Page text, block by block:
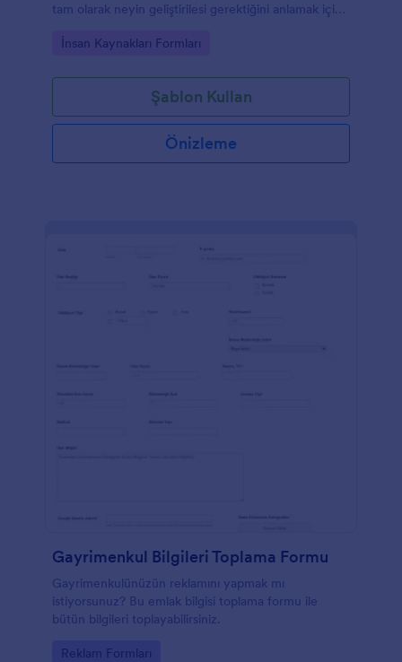
tam olarak neyin geliştirilesi gerektiğini anlamak için
Go to Category:
İnsan Kaynakları Formları
Şablon Kullan
Önizleme
Gayrimenkul Bilgileri Toplama Formu
Gayrimenkulünüzün reklamını yapmak mı
istiyorsunuz? Bu emlak bilgisi toplama formu ile
bütün bilgileri toplayabilirsiniz.
Go to Category:
Reklam Formları